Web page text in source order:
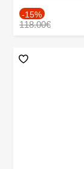
-15%
118.00€